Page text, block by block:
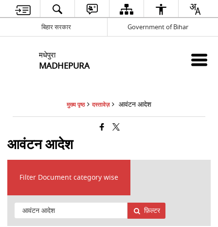
बिहार सरकार Government of Bihar
मधेपुरा
MADHEPURA
मुख्य पृष्ठ दस्तावेज़ आवंटन आदेश
आवंटन आदेश
Filter Document category wise
फ़िल्टर